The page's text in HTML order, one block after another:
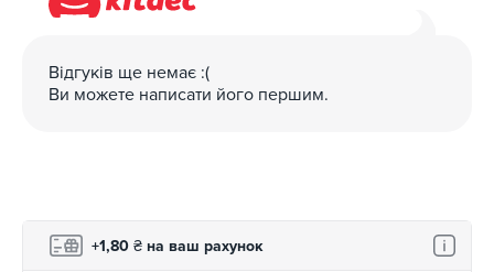
Відгуків ще немає :(
Ви можете написати його першим.
+1,80 ₴ на ваш рахунок